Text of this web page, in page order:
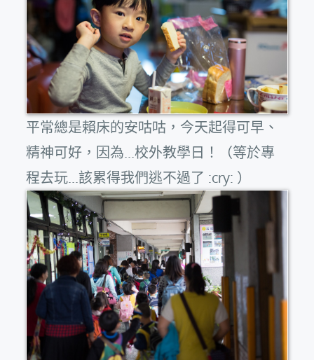
平常總是賴床的安咕咕，今天起得可早、
精神可好，因為...校外教學日！（等於專
程去玩...該累得我們逃不過了 :cry: ）